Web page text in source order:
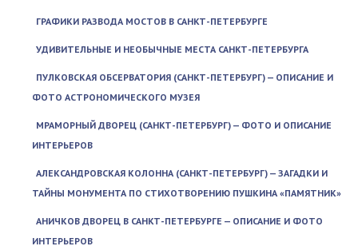
ГРАФИКИ РАЗВОДА МОСТОВ В САНКТ-ПЕТЕРБУРГЕ
УДИВИТЕЛЬНЫЕ И НЕОБЫЧНЫЕ МЕСТА САНКТ-ПЕТЕРБУРГА
ПУЛКОВСКАЯ ОБСЕРВАТОРИЯ (САНКТ-ПЕТЕРБУРГ) — ОПИСАНИЕ И
ФОТО АСТРОНОМИЧЕСКОГО МУЗЕЯ
МРАМОРНЫЙ ДВОРЕЦ (САНКТ-ПЕТЕРБУРГ) — ФОТО И ОПИСАНИЕ
ИНТЕРЬЕРОВ
АЛЕКСАНДРОВСКАЯ КОЛОННА (САНКТ-ПЕТЕРБУРГ) — ЗАГАДКИ И
ТАЙНЫ МОНУМЕНТА ПО СТИХОТВОРЕНИЮ ПУШКИНА «ПАМЯТНИК»
АНИЧКОВ ДВОРЕЦ В САНКТ-ПЕТЕРБУРГЕ — ОПИСАНИЕ И ФОТО
ИНТЕРЬЕРОВ